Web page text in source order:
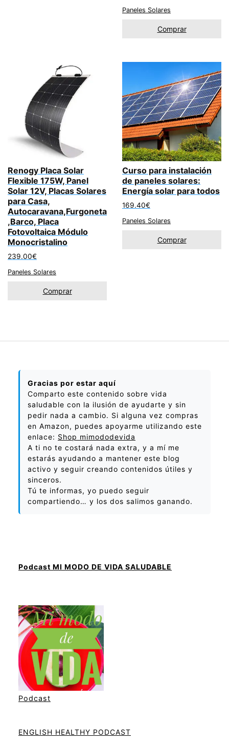
Paneles Solares
Comprar
Renogy Placa Solar
Flexible 175W, Panel
Solar 12V, Placas Solares
para Casa,
Autocaravana,Furgoneta
,Barco, Placa
Fotovoltaica Módulo
Monocristalino
239.00€
Paneles Solares
Comprar
Curso para instalación
de paneles solares:
Energía solar para todos
169.40€
Paneles Solares
Comprar
Gracias por estar aquí
Comparto este contenido sobre vida
saludable con la ilusión de ayudarte y sin
pedir nada a cambio. Si alguna vez compras
en Amazon, puedes apoyarme utilizando este
enlace: Shop mimododevida
A ti no te costará nada extra, y a mí me
estarás ayudando a mantener este blog
activo y seguir creando contenidos útiles y
sinceros.
Tú te informas, yo puedo seguir
compartiendo… y los dos salimos ganando.
Podcast MI MODO DE VIDA SALUDABLE
Podcast
ENGLISH HEALTHY PODCAST